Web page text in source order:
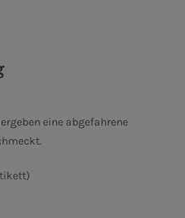
eine abgefahrene